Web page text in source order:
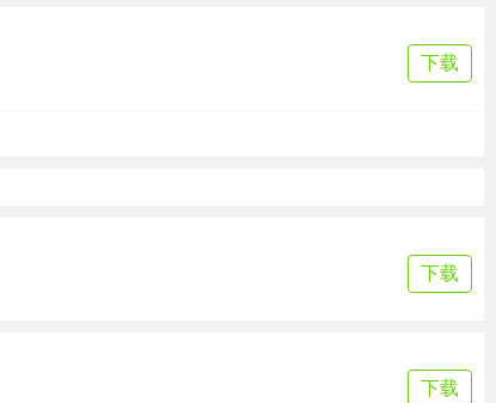
下载
下载
下载